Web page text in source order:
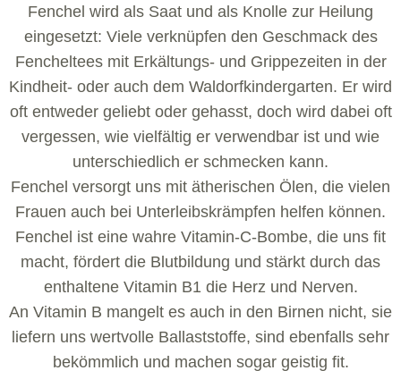
Fenchel wird als Saat und als Knolle zur Heilung
eingesetzt: Viele verknüpfen den Geschmack des
Fencheltees mit Erkältungs- und Grippezeiten in der
Kindheit- oder auch dem Waldorfkindergarten. Er wird
oft entweder geliebt oder gehasst, doch wird dabei oft
vergessen, wie vielfältig er verwendbar ist und wie
unterschiedlich er schmecken kann.
Fenchel versorgt uns mit ätherischen Ölen, die vielen
Frauen auch bei Unterleibskrämpfen helfen können.
Fenchel ist eine wahre Vitamin-C-Bombe, die uns fit
macht, fördert die Blutbildung und stärkt durch das
enthaltene Vitamin B1 die Herz und Nerven.
An Vitamin B mangelt es auch in den Birnen nicht, sie
liefern uns wertvolle Ballaststoffe, sind ebenfalls sehr
bekömmlich und machen sogar geistig fit.